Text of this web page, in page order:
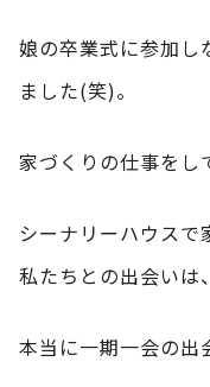
娘の卒業式に参加し
ました(笑)。
家づくりの仕事をし
シーナリーハウスで
私たちとの出会いは、
本当に一期一会の出